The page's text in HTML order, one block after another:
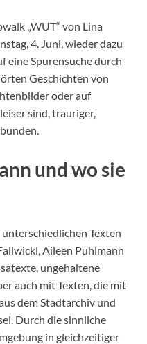
„WUT“ von Lina
4. Juni, wieder dazu
eine Spurensuche durch
Geschichten von
oder auf
sind, trauriger,
und wo sie
Texten
Aileen Puhlmann
ungehaltene
auch mit Texten, die mit
dem Stadtarchiv und
Durch die sinnliche
in gleichzeitiger